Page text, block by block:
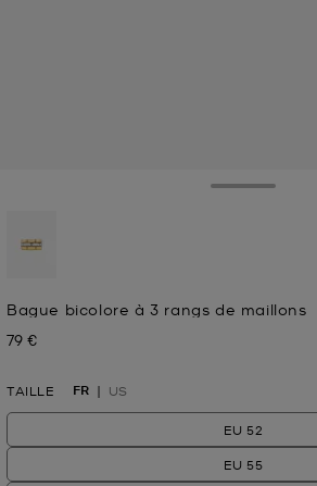
Bague bicolore à 3 rangs de maillons
Prix actuel
79 €
TAILLE FR US
EU 52
EU 55